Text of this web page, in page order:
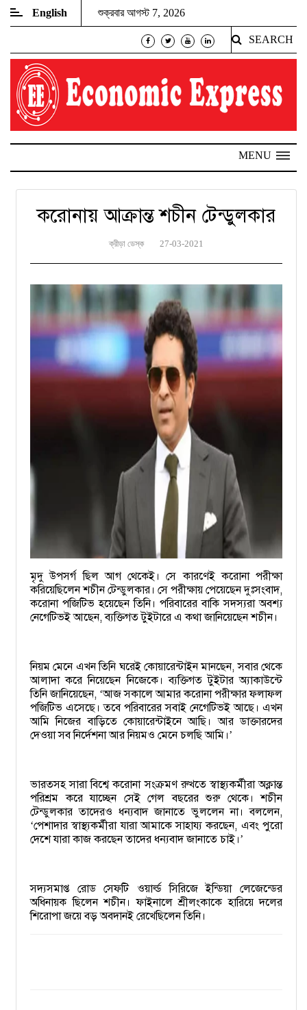
English শুক্রবার আগস্ট 7, 2026
SEARCH
MENU
করোনায় আক্রান্ত শচীন টেন্ডুলকার
ক্রীড়া ডেস্ক 27-03-2021
মৃদু উপসর্গ ছিল আগ থেকেই। সে কারণেই করোনা পরীক্ষা
করিয়েছিলেন শচীন টেন্ডুলকার। সে পরীক্ষায় পেয়েছেন দুঃসংবাদ,
করোনা পজিটিভ হয়েছেন তিনি। পরিবারের বাকি সদস্যরা অবশ্য
নেগেটিভই আছেন, ব্যক্তিগত টুইটারে এ কথা জানিয়েছেন শচীন।
নিয়ম মেনে এখন তিনি ঘরেই কোয়ারেন্টাইন মানছেন, সবার থেকে
আলাদা করে নিয়েছেন নিজেকে। ব্যক্তিগত টুইটার অ্যাকাউন্টে
তিনি জানিয়েছেন, ‘আজ সকালে আমার করোনা পরীক্ষার ফলাফল
পজিটিভ এসেছে। তবে পরিবারের সবাই নেগেটিভই আছে। এখন
আমি নিজের বাড়িতে কোয়ারেন্টাইনে আছি। আর ডাক্তারদের
দেওয়া সব নির্দেশনা আর নিয়মও মেনে চলছি আমি।’
ভারতসহ সারা বিশ্বে করোনা সংক্রমণ রুখতে স্বাস্থ্যকর্মীরা অক্লান্ত
পরিশ্রম করে যাচ্ছেন সেই গেল বছরের শুরু থেকে। শচীন
টেন্ডুলকার তাদেরও ধন্যবাদ জানাতে ভুললেন না। বললেন,
‘পেশাদার স্বাস্থ্যকর্মীরা যারা আমাকে সাহায্য করছেন, এবং পুরো
দেশে যারা কাজ করছেন তাদের ধন্যবাদ জানাতে চাই।’
সদ্যসমাপ্ত রোড সেফটি ওয়ার্ল্ড সিরিজে ইন্ডিয়া লেজেন্ডের
অধিনায়ক ছিলেন শচীন। ফাইনালে শ্রীলংকাকে হারিয়ে দলের
শিরোপা জয়ে বড় অবদানই রেখেছিলেন তিনি।